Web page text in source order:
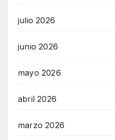
julio 2026
junio 2026
mayo 2026
abril 2026
marzo 2026